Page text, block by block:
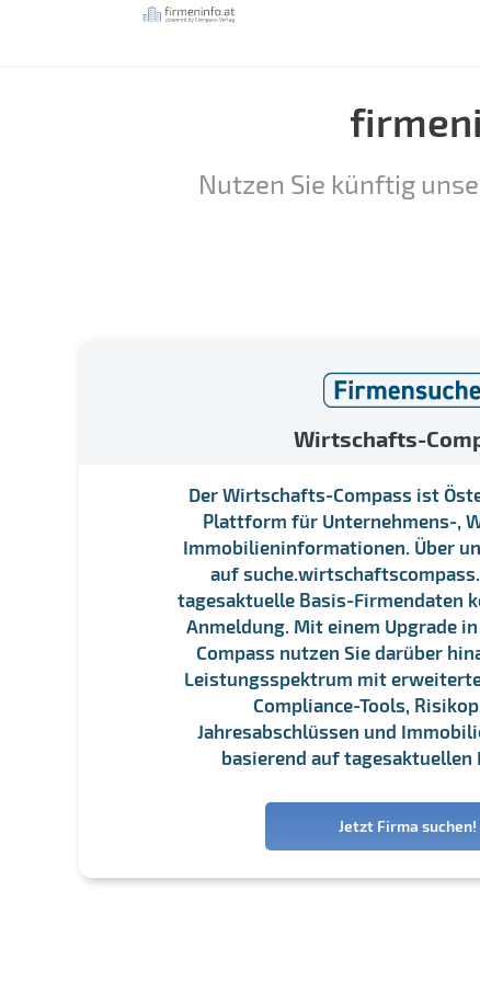
Nutzen Sie künftig
Wirtschafts-
Der Wirtschafts-Compass ist
Plattform für Unternehmens-,
Immobilieninformationen. Über
auf
tagesaktuelle Basis-Firmendaten
Anmeldung. Mit einem Upgrade
Compass nutzen Sie darüber
Leistungsspektrum mit
Compliance-Tools,
Jahresabschlüssen und
basierend auf tagesaktuellen
Jetzt Firma suchen!